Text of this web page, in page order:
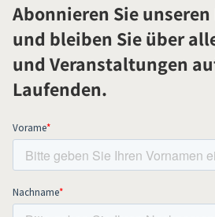
Abonnieren Sie
und bleiben Sie über
und Veranstaltungen
Laufenden.